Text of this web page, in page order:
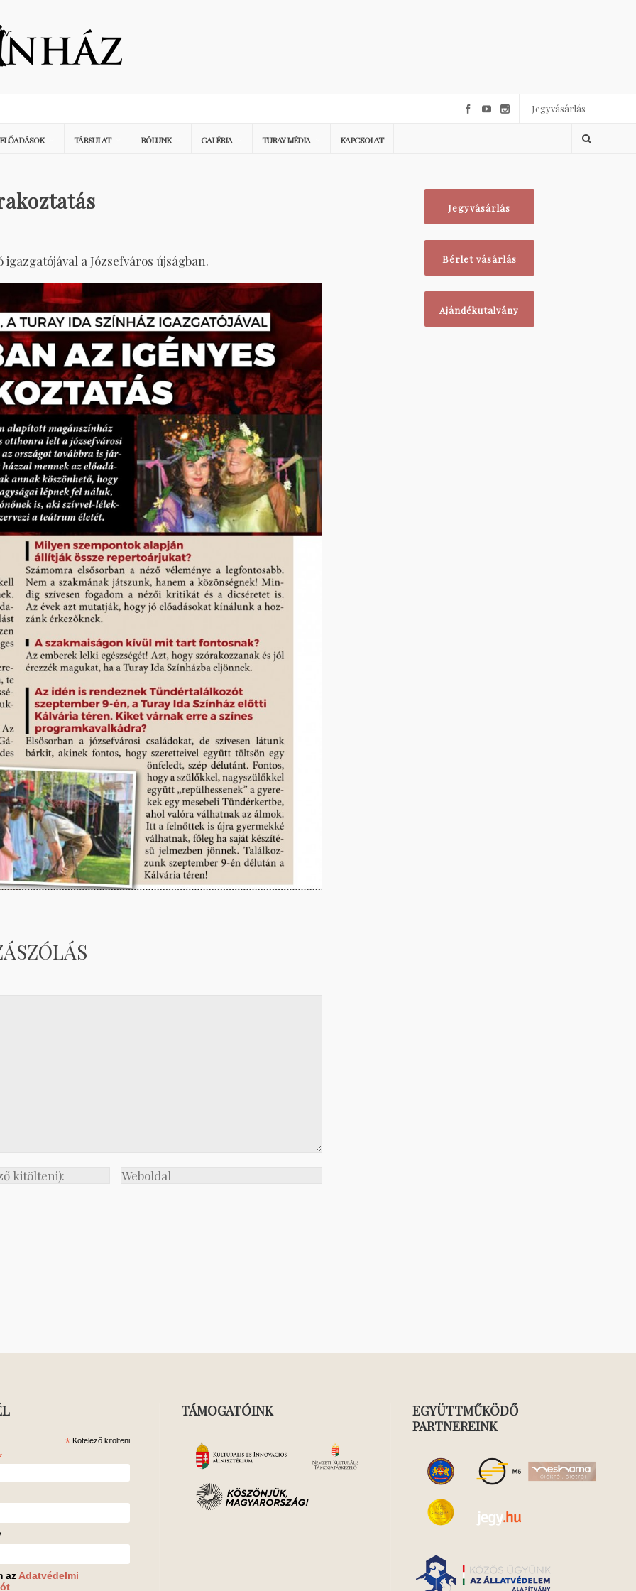
Jegyvásárlás
ELŐADÁSOK TÁRSULAT RÓLUNK GALÉRIA TURAY MÉDIA KAPCSOLAT
a Józsefváros újságban.
Jegyvásárlás
Bérlet vásárlás
Ajándékutalvány
* Kötelező kitölteni
azAdatvédelmi
TÁMOGATÓINK
EGYÜTTMŰKÖDŐ
PARTNEREINK